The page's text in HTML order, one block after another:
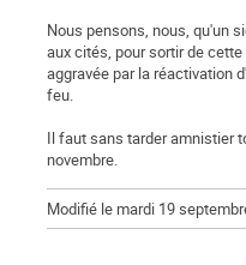
Nous pensons, nous, qu'un
aux cités, pour sortir de
aggravée par la réactivation
feu.
Il faut sans tarder amnistier
novembre.
Modifié le mardi 19